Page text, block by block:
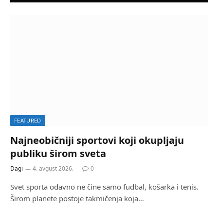
FEATURED
Najneobičniji sportovi koji okupljaju
publiku širom sveta
Dagi 4. avgust 2026. 0
Svet sporta odavno ne čine samo fudbal, košarka i tenis.
Širom planete postoje takmičenja koja…